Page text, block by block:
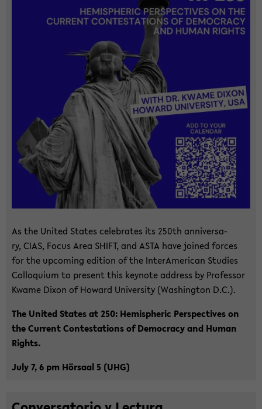
As the United Sta­tes ce­le­bra­tes its 250th an­ni­versa­
ry, CIAS, Focus Area SHIFT, and ASTA have joi­ned for­ces
for the up­co­ming edi­ti­on of the In­ter­Ame­ri­can Stu­dies
Col­lo­qui­um to pre­sent this key­note ad­dress by Pro­fes­sor
Kwame Dixon of Howard Uni­ver­si­ty (Wa­shing­ton D.C.).
The United Sta­tes at 250: He­mi­s­phe­ric Per­spec­ti­ves on
the Cur­rent Con­te­sta­ti­ons of De­mo­cra­cy and Human
Rights.
July 7, 6 pm Hör­saal 5 (UHG)